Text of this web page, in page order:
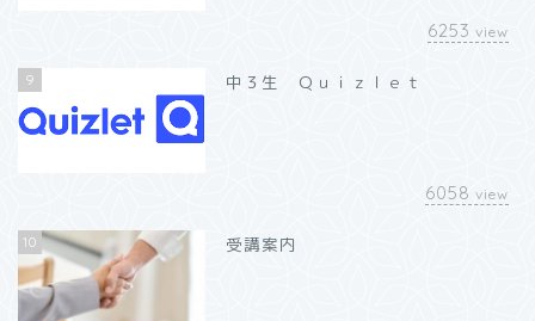
6253 view
9 中３生 Ｑｕｉｚｌｅｔ
6058 view
10 受講案内